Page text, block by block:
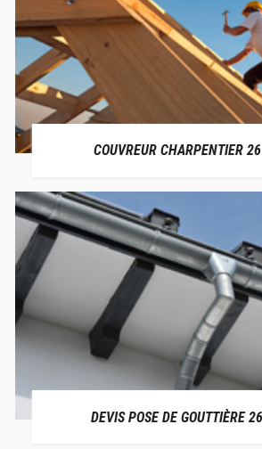
COUVREUR CHARPENTIER
DEVIS POSE DE GOUTTIÈRE